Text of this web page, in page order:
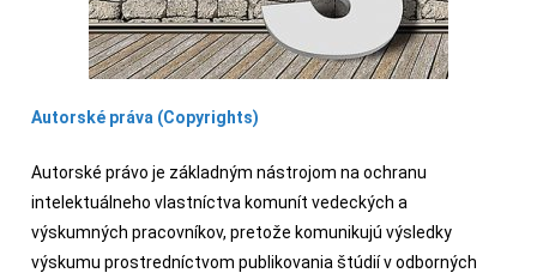
Autorské práva (Copyrights)
Autorské právo je základným nástrojom na ochranu
intelektuálneho vlastníctva komunít vedeckých a
výskumných pracovníkov, pretože komunikujú výsledky
výskumu prostredníctvom publikovania štúdií v odborných